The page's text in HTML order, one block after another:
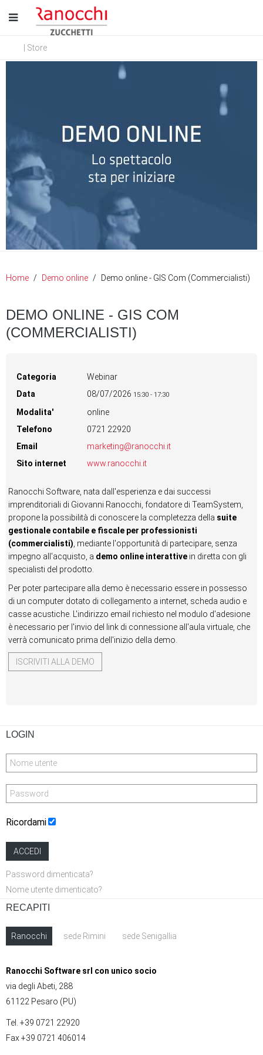
| Store
Home Demo online Demo online - GIS Com (Commercialisti)
DEMO ONLINE - GIS COM
(COMMERCIALISTI)
Categoria
Webinar
Data
08/07/2026 15:30 - 17:30
Modalita'
online
Telefono
0721 22920
Email
marketing@ranocchi.it
Sito internet
www.ranocchi.it
Ranocchi Software, nata dall'esperienza e dai successi
imprenditoriali di Giovanni Ranocchi, fondatore di TeamSystem,
propone la possibilità di conoscere la completezza della suite
gestionale contabile e fiscale per professionisti
(commercialisti) , mediante l'opportunità di partecipare, senza
impegno all'acquisto, a demo online interattive in diretta con gli
specialisti del prodotto.
Per poter partecipare alla demo è necessario essere in possesso
di un computer dotato di collegamento a internet, scheda audio e
casse acustiche. L'indirizzo email richiesto nel modulo d'adesione
è necessario per l'invio del link di connessione all'aula virtuale, che
verrà comunicato prima dell'inizio della demo.
ISCRIVITI ALLA DEMO
LOGIN
Ricordami
ACCEDI
Password dimenticata?
Nome utente dimenticato?
RECAPITI
Ranocchi sede Rimini sede Senigallia
Ranocchi Software srl con unico socio
via degli Abeti, 288
61122 Pesaro (PU)
Tel. +39 0721 22920
Fax +39 0721 406014